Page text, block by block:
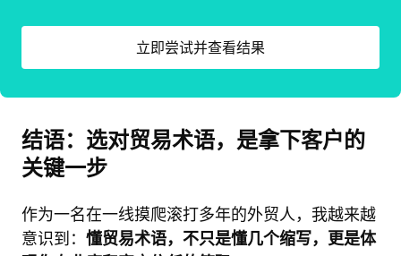
立即尝试并查看结果
结语：选对贸易术语，是拿下客户的
关键一步
作为一名在一线摸爬滚打多年的外贸人，我越来越
意识到： 懂贸易术语，不只是懂几个缩写，更是体